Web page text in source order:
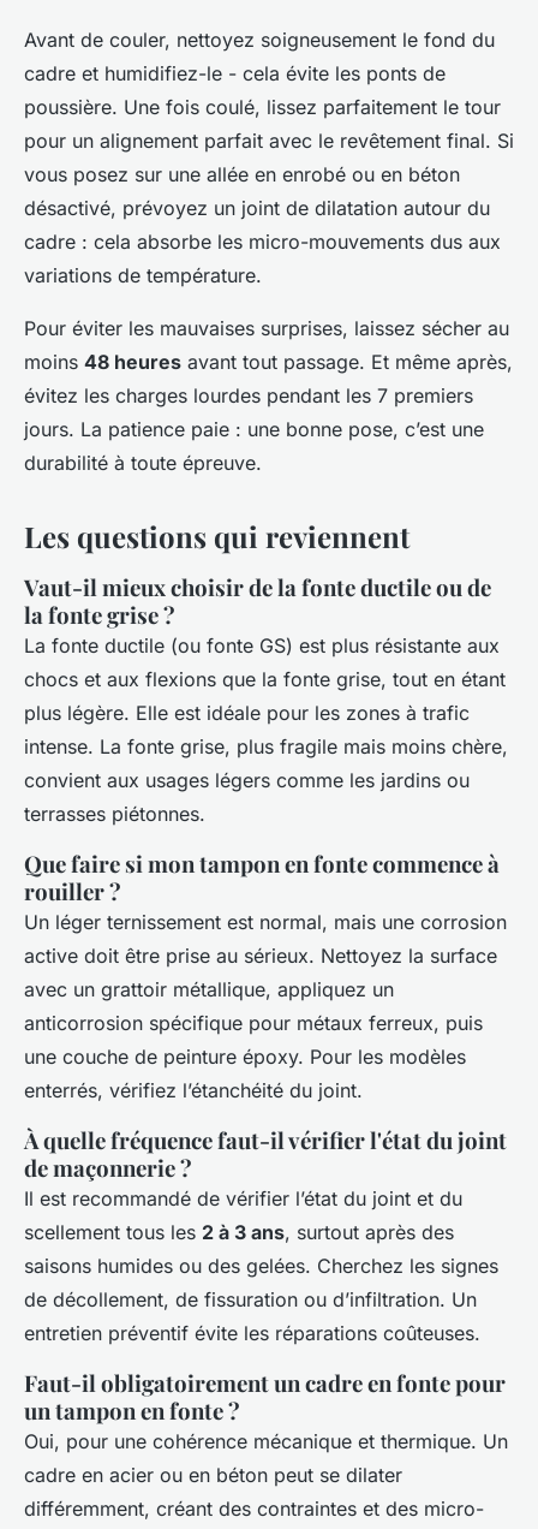
Avant de couler, nettoyez soigneusement le fond du
cadre et humidifiez-le - cela évite les ponts de
poussière. Une fois coulé, lissez parfaitement le tour
pour un alignement parfait avec le revêtement final. Si
vous posez sur une allée en enrobé ou en béton
désactivé, prévoyez un joint de dilatation autour du
cadre : cela absorbe les micro-mouvements dus aux
variations de température.
Pour éviter les mauvaises surprises, laissez sécher au
moins 48 heures avant tout passage. Et même après,
évitez les charges lourdes pendant les 7 premiers
jours. La patience paie : une bonne pose, c’est une
durabilité à toute épreuve.
Les questions qui reviennent
Vaut-il mieux choisir de la fonte ductile ou de
la fonte grise ?
La fonte ductile (ou fonte GS) est plus résistante aux
chocs et aux flexions que la fonte grise, tout en étant
plus légère. Elle est idéale pour les zones à trafic
intense. La fonte grise, plus fragile mais moins chère,
convient aux usages légers comme les jardins ou
terrasses piétonnes.
Que faire si mon tampon en fonte commence à
rouiller ?
Un léger ternissement est normal, mais une corrosion
active doit être prise au sérieux. Nettoyez la surface
avec un grattoir métallique, appliquez un
anticorrosion spécifique pour métaux ferreux, puis
une couche de peinture époxy. Pour les modèles
enterrés, vérifiez l’étanchéité du joint.
À quelle fréquence faut-il vérifier l'état du joint
de maçonnerie ?
Il est recommandé de vérifier l’état du joint et du
scellement tous les 2 à 3 ans, surtout après des
saisons humides ou des gelées. Cherchez les signes
de décollement, de fissuration ou d’infiltration. Un
entretien préventif évite les réparations coûteuses.
Faut-il obligatoirement un cadre en fonte pour
un tampon en fonte ?
Oui, pour une cohérence mécanique et thermique. Un
cadre en acier ou en béton peut se dilater
différemment, créant des contraintes et des micro-